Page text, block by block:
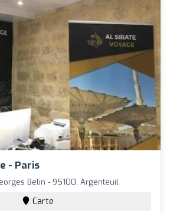
- Paris
Belin - 95100, Argenteuil
Carte